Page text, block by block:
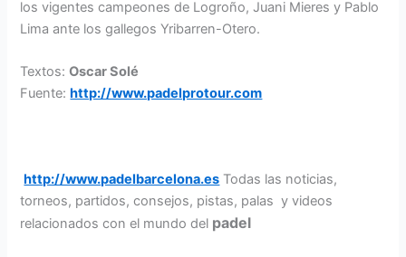
los vigentes campeones de Logroño, Juani Mieres y Pablo
Lima ante los gallegos Yribarren-Otero.
Textos:Oscar Solé
Fuente:http://www.padelprotour.com
http://www.padelbarcelona.es Todas las noticias,
torneos, partidos, consejos, pistas, palas y videos
relacionados con el mundo del padel